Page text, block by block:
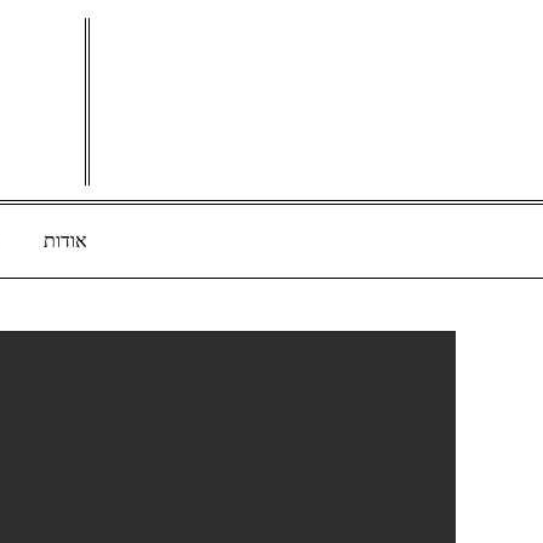
אודות